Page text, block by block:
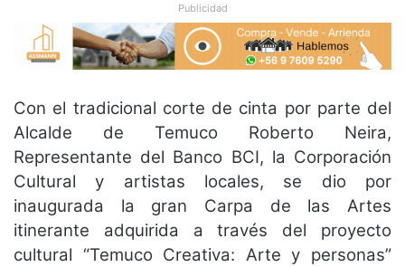
Publicidad
Con el tradicional corte de cinta por parte del
Alcalde de Temuco Roberto Neira,
Representante del Banco BCI, la Corporación
Cultural y artistas locales, se dio por
inaugurada la gran Carpa de las Artes
itinerante adquirida a través del proyecto
cultural “Temuco Creativa: Arte y personas”